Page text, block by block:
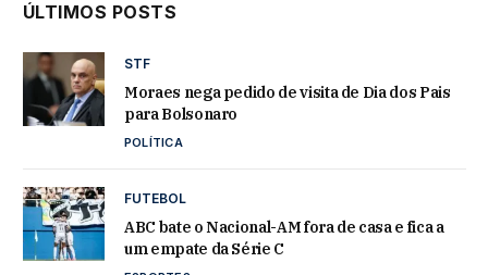
ÚLTIMOS POSTS
STF
Moraes nega pedido de visita de Dia dos Pais
para Bolsonaro
POLÍTICA
FUTEBOL
ABC bate o Nacional-AM fora de casa e fica a
um empate da Série C